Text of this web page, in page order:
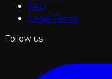
FAQ
Legal Terms
Follow us